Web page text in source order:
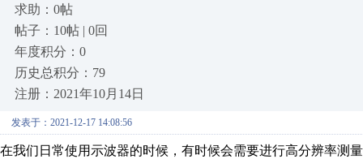
求助：0帖
帖子：10帖 | 0回
年度积分：0
历史总积分：79
注册：2021年10月14日
发表于：2021-12-17 14:08:56
在我们日常使用示波器的时候，有时候会需要进行高分辨率测